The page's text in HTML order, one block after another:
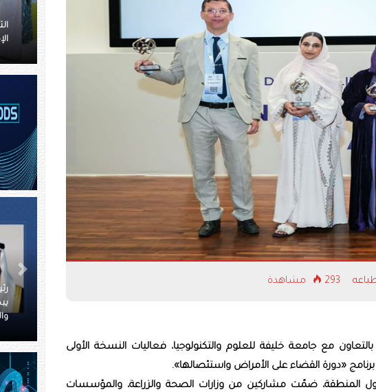
293 مشاهدة
مع جامعة خليفة للعلوم والتكنولوجيا، فعاليات النسخة الأولى
«دورة القضاء على الأمراض واستئصالها».
المنطقة، ضمّت مشاركين من وزارات الصحة والزراعة، والمؤسسات
الإمارات احتفالاتهم